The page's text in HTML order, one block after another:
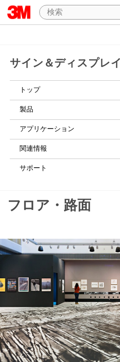
サイン＆ディスプレイ
トップ
製品
アプリケーション
関連情報
サポート
フロア・路面